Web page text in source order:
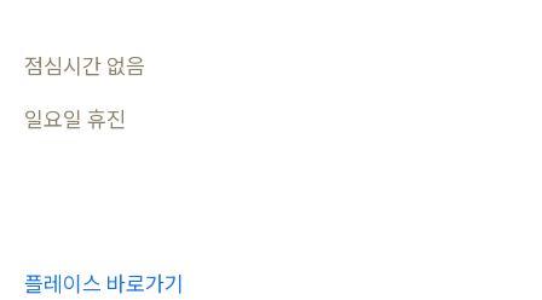
점심시간 없음
일요일 휴진
플레이스 바로가기